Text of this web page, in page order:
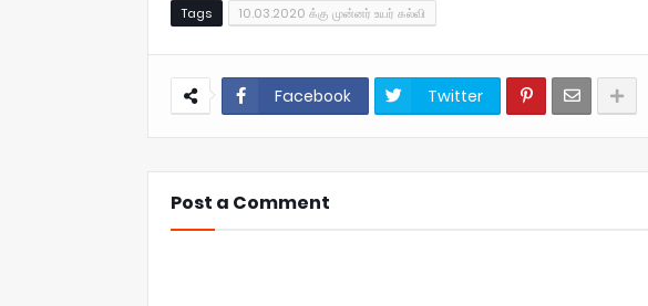
Tags 10.03.2020 க்கு முன்னர் உயர் கல்வி
Facebook Twitter
Post a Comment